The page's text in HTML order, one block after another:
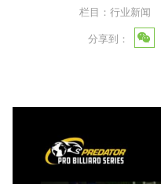
栏目：行业新闻
分享到：